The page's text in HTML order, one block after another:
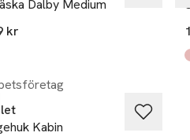
Dalby Medium
kr
finns i färgerna:
pink
green
Kabin